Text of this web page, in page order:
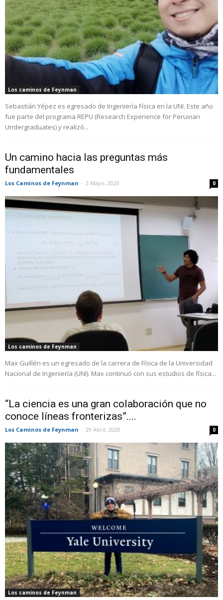
Los caminos de Feynman
Sebastián Yépez es egresado de Ingeniería Física en la UNI. Este año
fue parte del programa REPU (Research Experience for Peruvian
Undergraduates) y realizó...
Un camino hacia las preguntas más
fundamentales
Los Caminos de Feynman - 2 Mayo, 2020 0
Los caminos de Feynman
Max Guillén es un egresado de la carrera de Física de la Universidad
Nacional de Ingeniería (UNI). Max continuó con sus estudios de física...
“La ciencia es una gran colaboración que no
conoce líneas fronterizas”....
Los Caminos de Feynman - 29 Abril, 2020 0
Los caminos de Feynman